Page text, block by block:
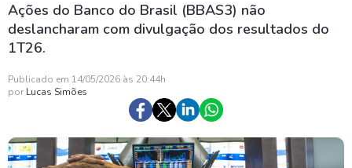
Ações do Banco do Brasil (BBAS3) não
deslancharam com divulgação dos resultados do
1T26.
Publicado em 14/05/2026 às 20:44h
por Lucas Simões